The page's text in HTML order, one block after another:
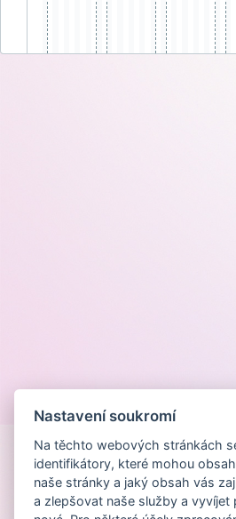
Nastavení soukromí
Na těchto webových stránkách
identifikátory, které mohou
naše stránky a jaký obsah vás
a zlepšovat naše služby a